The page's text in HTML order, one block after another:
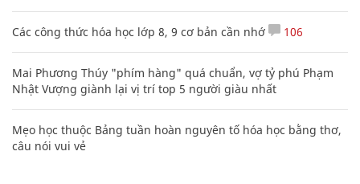
Các công thức hóa học lớp 8, 9 cơ bản cần nhớ 106
Mai Phương Thúy "phím hàng" quá chuẩn, vợ tỷ phú Phạm
Nhật Vượng giành lại vị trí top 5 người giàu nhất
Mẹo học thuộc Bảng tuần hoàn nguyên tố hóa học bằng thơ,
câu nói vui vẻ